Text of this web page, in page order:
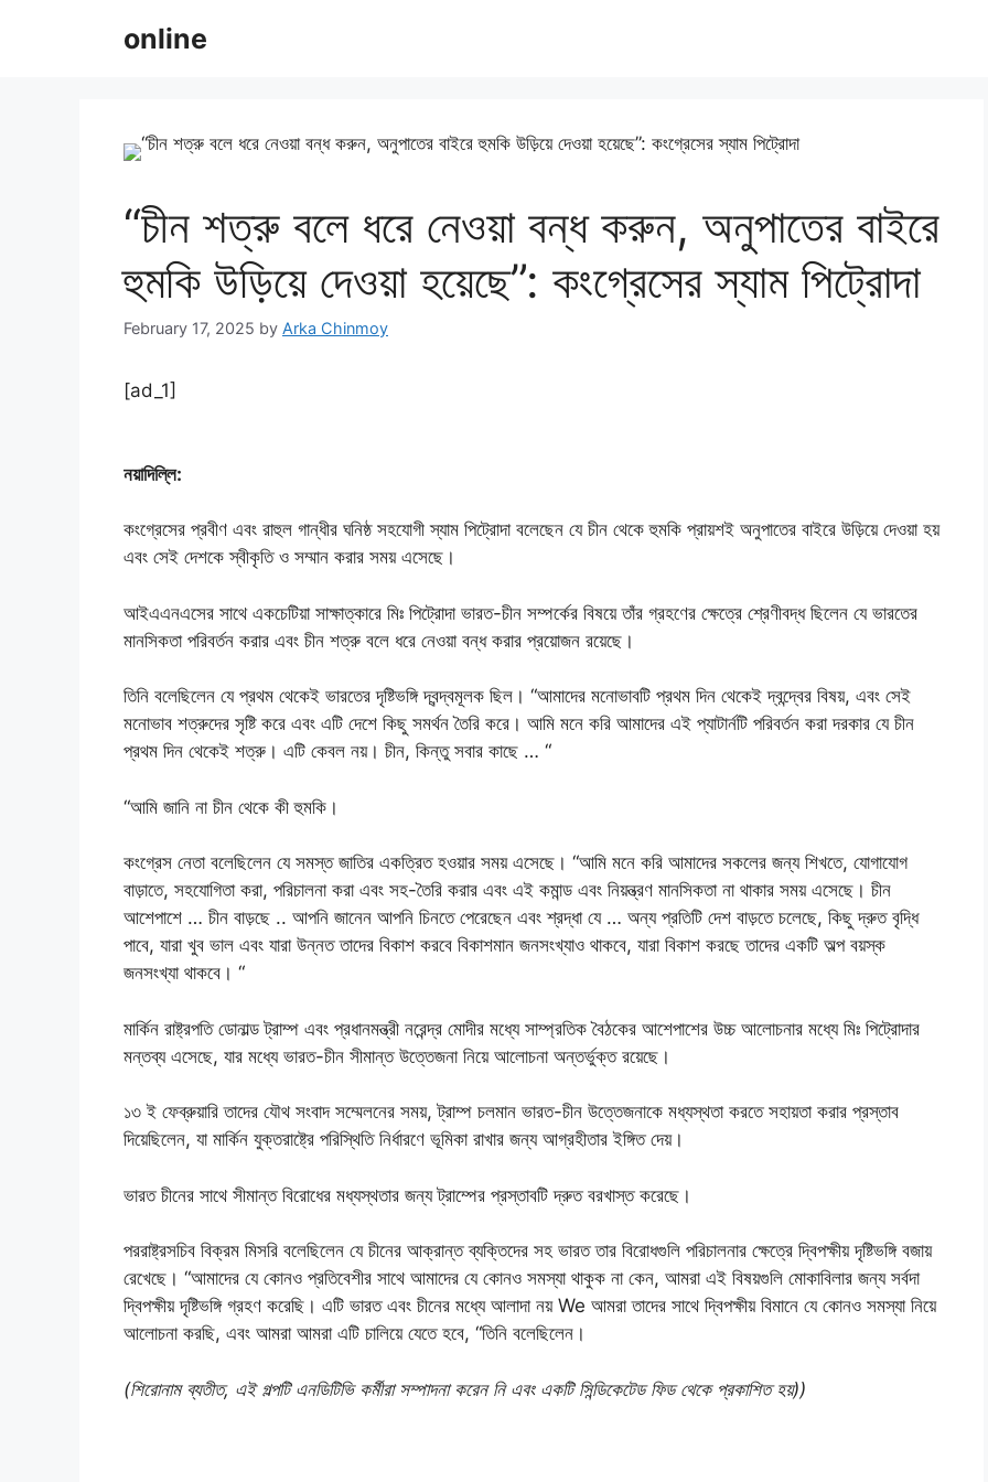
online
“চীন শত্রু বলে ধরে নেওয়া বন্ধ করুন, অনুপাতের বাইরে
হুমকি উড়িয়ে দেওয়া হয়েছে”: কংগ্রেসের স্যাম পিট্রোদা
February 17, 2025 by Arka Chinmoy
[ad_1]
নয়াদিল্লি:
কংগ্রেসের প্রবীণ এবং রাহুল গান্ধীর ঘনিষ্ঠ সহযোগী স্যাম পিট্রোদা বলেছেন যে চীন থেকে হুমকি প্রায়শই অনুপাতের বাইরে উড়িয়ে দেওয়া হয়
এবং সেই দেশকে স্বীকৃতি ও সম্মান করার সময় এসেছে।
আইএএনএসের সাথে একচেটিয়া সাক্ষাত্কারে মিঃ পিট্রোদা ভারত-চীন সম্পর্কের বিষয়ে তাঁর গ্রহণের ক্ষেত্রে শ্রেণীবদ্ধ ছিলেন যে ভারতের
মানসিকতা পরিবর্তন করার এবং চীন শত্রু বলে ধরে নেওয়া বন্ধ করার প্রয়োজন রয়েছে।
তিনি বলেছিলেন যে প্রথম থেকেই ভারতের দৃষ্টিভঙ্গি দ্বন্দ্বমূলক ছিল। “আমাদের মনোভাবটি প্রথম দিন থেকেই দ্বন্দ্বের বিষয়, এবং সেই
মনোভাব শত্রুদের সৃষ্টি করে এবং এটি দেশে কিছু সমর্থন তৈরি করে। আমি মনে করি আমাদের এই প্যাটার্নটি পরিবর্তন করা দরকার যে চীন
প্রথম দিন থেকেই শত্রু। এটি কেবল নয়। চীন, কিন্তু সবার কাছে … “
“আমি জানি না চীন থেকে কী হুমকি।
কংগ্রেস নেতা বলেছিলেন যে সমস্ত জাতির একত্রিত হওয়ার সময় এসেছে। “আমি মনে করি আমাদের সকলের জন্য শিখতে, যোগাযোগ
বাড়াতে, সহযোগিতা করা, পরিচালনা করা এবং সহ-তৈরি করার এবং এই কমান্ড এবং নিয়ন্ত্রণ মানসিকতা না থাকার সময় এসেছে। চীন
আশেপাশে … চীন বাড়ছে .. আপনি জানেন আপনি চিনতে পেরেছেন এবং শ্রদ্ধা যে … অন্য প্রতিটি দেশ বাড়তে চলেছে, কিছু দ্রুত বৃদ্ধি
পাবে, যারা খুব ভাল এবং যারা উন্নত তাদের বিকাশ করবে বিকাশমান জনসংখ্যাও থাকবে, যারা বিকাশ করছে তাদের একটি অল্প বয়স্ক
জনসংখ্যা থাকবে। “
মার্কিন রাষ্ট্রপতি ডোনাল্ড ট্রাম্প এবং প্রধানমন্ত্রী নরেন্দ্র মোদীর মধ্যে সাম্প্রতিক বৈঠকের আশেপাশের উচ্চ আলোচনার মধ্যে মিঃ পিট্রোদার
মন্তব্য এসেছে, যার মধ্যে ভারত-চীন সীমান্ত উত্তেজনা নিয়ে আলোচনা অন্তর্ভুক্ত রয়েছে।
১৩ ই ফেব্রুয়ারি তাদের যৌথ সংবাদ সম্মেলনের সময়, ট্রাম্প চলমান ভারত-চীন উত্তেজনাকে মধ্যস্থতা করতে সহায়তা করার প্রস্তাব
দিয়েছিলেন, যা মার্কিন যুক্তরাষ্ট্রে পরিস্থিতি নির্ধারণে ভূমিকা রাখার জন্য আগ্রহীতার ইঙ্গিত দেয়।
ভারত চীনের সাথে সীমান্ত বিরোধের মধ্যস্থতার জন্য ট্রাম্পের প্রস্তাবটি দ্রুত বরখাস্ত করেছে।
পররাষ্ট্রসচিব বিক্রম মিসরি বলেছিলেন যে চীনের আক্রান্ত ব্যক্তিদের সহ ভারত তার বিরোধগুলি পরিচালনার ক্ষেত্রে দ্বিপক্ষীয় দৃষ্টিভঙ্গি বজায়
রেখেছে। “আমাদের যে কোনও প্রতিবেশীর সাথে আমাদের যে কোনও সমস্যা থাকুক না কেন, আমরা এই বিষয়গুলি মোকাবিলার জন্য সর্বদা
দ্বিপক্ষীয় দৃষ্টিভঙ্গি গ্রহণ করেছি। এটি ভারত এবং চীনের মধ্যে আলাদা নয় We আমরা তাদের সাথে দ্বিপক্ষীয় বিমানে যে কোনও সমস্যা নিয়ে
আলোচনা করছি, এবং আমরা আমরা এটি চালিয়ে যেতে হবে, “তিনি বলেছিলেন।
(শিরোনাম ব্যতীত, এই গল্পটি এনডিটিভি কর্মীরা সম্পাদনা করেন নি এবং একটি সিন্ডিকেটেড ফিড থেকে প্রকাশিত হয়))